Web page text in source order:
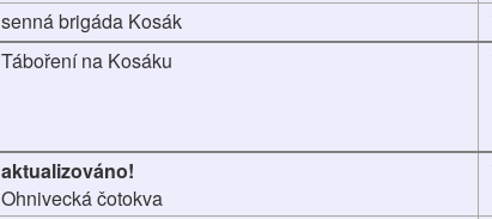
senná brigáda Kosák
Táboření na Kosáku
aktualizováno!
Ohnivecká čotokva